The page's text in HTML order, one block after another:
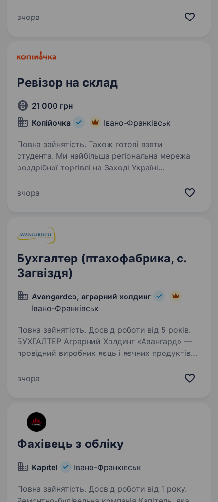
та вимірювання товарів для роботи
вчора
Ревізор на склад
21 000 грн
Копійочка
Івано-Франківськ
Повна зайнятість. Також готові взяти
студента. Ми найбільша регіональна мережа
роздрібної торгівлі на Заході Україні
ревізора для роботи на сучасному
комунікабельність;…
вчора
Бухгалтер (птахофабрика, с.
Загвіздя)
Avangardco, аграрний холдинг
Івано-Франківськ
Повна зайнятість. Досвід роботи від 5 років.
БУХГАЛТЕР Аграрний Холдинг «Авангард» —
провідний виробник яєць і яєчних продуктів
технологіями, великим виробництвом і
вчора
Фахівець з обліку
Kapitel Івано-Франківськ
Повна зайнятість. Досвід роботи від 1 року.